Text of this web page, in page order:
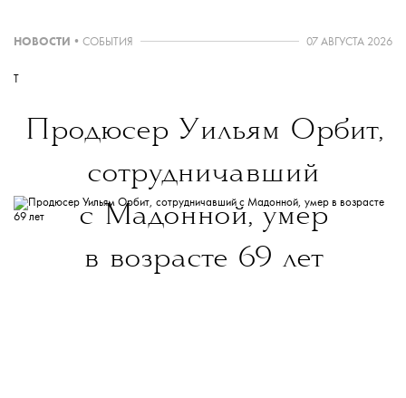
НОВОСТИ • СОБЫТИЯ 07 АВГУСТА 2026
Продюсер Уильям Орбит,
сотрудничавший
с Мадонной, умер
в возрасте 69 лет